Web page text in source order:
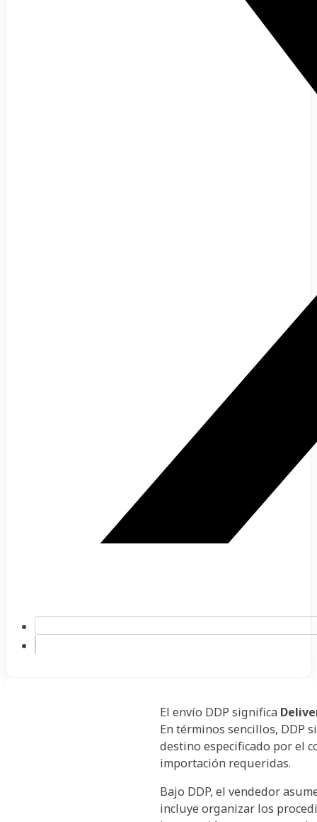
El envío DDP significa
En términos sencillos, DDP
destino especificado por el
importación requeridas.
Bajo DDP, el vendedor
incluye organizar los